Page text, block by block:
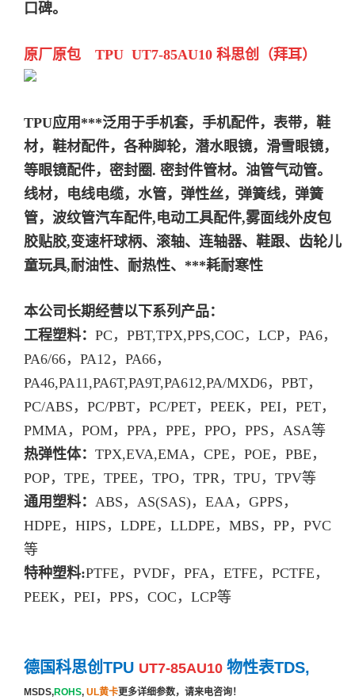
口碑。
原厂原包 TPU UT7-85AU10 科思创（拜耳）
TPU应用***泛用于手机套，手机配件，表带，鞋
材，鞋材配件，各种脚轮，潜水眼镜，滑雪眼镜，
等眼镜配件，密封圈. 密封件管材。油管气动管。
线材，电线电缆，水管，弹性丝，弹簧线，弹簧
管，波纹管汽车配件,电动工具配件,雾面线外皮包
胶贴胶,变速杆球柄、滚轴、连轴器、鞋跟、齿轮儿
童玩具,耐油性、耐热性、***耗耐寒性
本公司长期经营以下系列产品：
工程塑料： PC，PBT,TPX,PPS,COC，LCP，PA6，
PA6/66，PA12，PA66，
PA46,PA11,PA6T,PA9T,PA612,PA/MXD6，PBT，
PC/ABS，PC/PBT，PC/PET，PEEK，PEI，PET，
PMMA，POM，PPA，PPE，PPO，PPS，ASA等
热弹性体： TPX,EVA,EMA，CPE，POE，PBE，
POP，TPE，TPEE，TPO，TPR，TPU，TPV等
通用塑料： ABS，AS(SAS)，EAA，GPPS，
HDPE，HIPS，LDPE，LLDPE，MBS，PP，PVC
等
特种塑料:PTFE，PVDF，PFA，ETFE，PCTFE，
PEEK，PEI，PPS，COC，LCP等
德国科思创TPU UT7-85AU10 物性表TDS,
MSDS,ROHS, UL黄卡更多详细参数，请来电咨询！